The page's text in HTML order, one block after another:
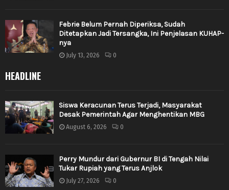
Febrie Belum Pernah Diperiksa, Sudah
Ditetapkan Jadi Tersangka, Ini Penjelasan KUHAP-
nya
July 13, 2026 0
HEADLINE
Siswa Keracunan Terus Terjadi, Masyarakat
Desak Pemerintah Agar Menghentikan MBG
August 6, 2026 0
Perry Mundur dari Gubernur BI di Tengah Nilai
Tukar Rupiah yang Terus Anjlok
July 27, 2026 0